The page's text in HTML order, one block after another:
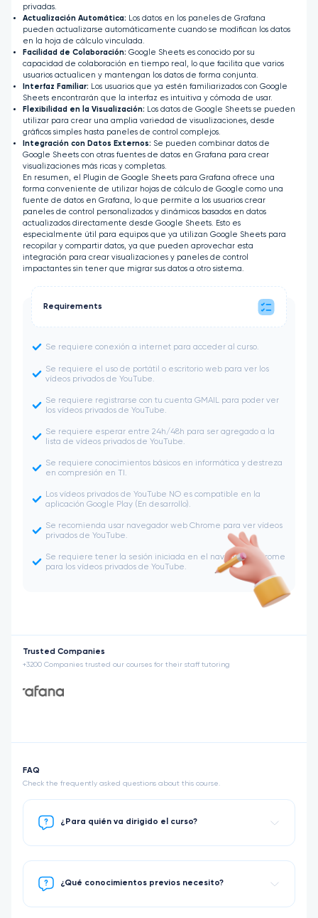
privadas.
Actualización Automática: Los datos en los paneles de Grafana
pueden actualizarse automáticamente cuando se modifican los datos
en la hoja de cálculo vinculada.
Facilidad de Colaboración: Google Sheets es conocido por su
capacidad de colaboración en tiempo real, lo que facilita que varios
usuarios actualicen y mantengan los datos de forma conjunta.
Interfaz Familiar: Los usuarios que ya estén familiarizados con Google
Sheets encontrarán que la interfaz es intuitiva y cómoda de usar.
Flexibilidad en la Visualización: Los datos de Google Sheets se pueden
utilizar para crear una amplia variedad de visualizaciones, desde
gráficos simples hasta paneles de control complejos.
Integración con Datos Externos: Se pueden combinar datos de
Google Sheets con otras fuentes de datos en Grafana para crear
visualizaciones más ricas y completas.
En resumen, el Plugin de Google Sheets para Grafana ofrece una
forma conveniente de utilizar hojas de cálculo de Google como una
fuente de datos en Grafana, lo que permite a los usuarios crear
paneles de control personalizados y dinámicos basados en datos
actualizados directamente desde Google Sheets. Esto es
especialmente útil para equipos que ya utilizan Google Sheets para
recopilar y compartir datos, ya que pueden aprovechar esta
integración para crear visualizaciones y paneles de control
impactantes sin tener que migrar sus datos a otro sistema.
Requirements
Se requiere conexión a internet para acceder al curso.
Se requiere el uso de portátil o escritorio web para ver los
vídeos privados de YouTube.
Se requiere registrarse con tu cuenta GMAIL para poder ver
los vídeos privados de YouTube.
Se requiere esperar entre 24h/48h para ser agregado a la
lista de vídeos privados de YouTube.
Se requiere conocimientos básicos en informática y destreza
en compresión en TI.
Los vídeos privados de YouTube NO es compatible en la
aplicación Google Play (En desarrollo).
Se recomienda usar navegador web Chrome para ver vídeos
privados de YouTube.
Se requiere tener la sesión iniciada en el navegador Chrome
para los vídeos privados de YouTube.
Trusted Companies
+3200 Companies trusted our courses for their staff tutoring
FAQ
Check the frequently asked questions about this course.
¿Para quién va dirigido el curso?
¿Qué conocimientos previos necesito?